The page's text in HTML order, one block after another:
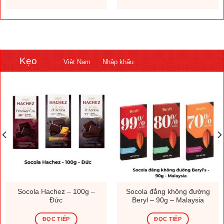
Kẹo Việt Nam Nhập khẩu
Socola Hachez – 100g –
Đức
ĐỌC TIẾP
Socola đắng không đường
Beryl – 90g – Malaysia
ĐỌC TIẾP